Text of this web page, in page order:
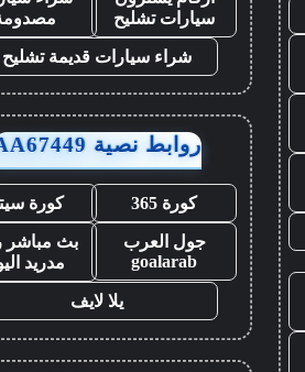
سيارات تشليح
شراء سيارات قديمة تشليح
روابط نصية AA67449
كورة 365 كورة
جول العرب
goalarab
بث مباشر
مدريد
يلا لايف